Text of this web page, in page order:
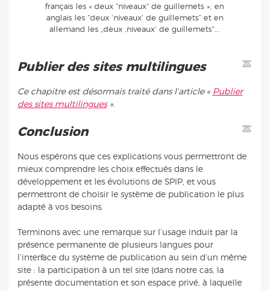
français les « deux “niveaux” de guillemets », en
anglais les “deux ‘niveaux’ de guillemets” et en
allemand les „deux ‚niveaux‘ de guillemets“...
Publier des sites multilingues
Ce chapitre est désormais traité dans l’article « Publier
des sites multilingues».
Conclusion
Nous espérons que ces explications vous permettront de
mieux comprendre les choix effectués dans le
développement et les évolutions de SPIP, et vous
permettront de choisir le système de publication le plus
adapté à vos besoins.
Terminons avec une remarque sur l’usage induit par la
présence permanente de plusieurs langues pour
l’interface du système de publication au sein d’un même
site : la participation à un tel site (dans notre cas, la
présente documentation et son espace privé, à laquelle